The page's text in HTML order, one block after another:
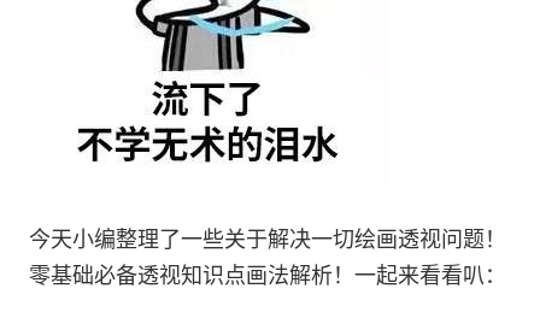
今天小编整理了一些关于解决一切绘画透视问题！
零基础必备透视知识点画法解析！一起来看看叭：